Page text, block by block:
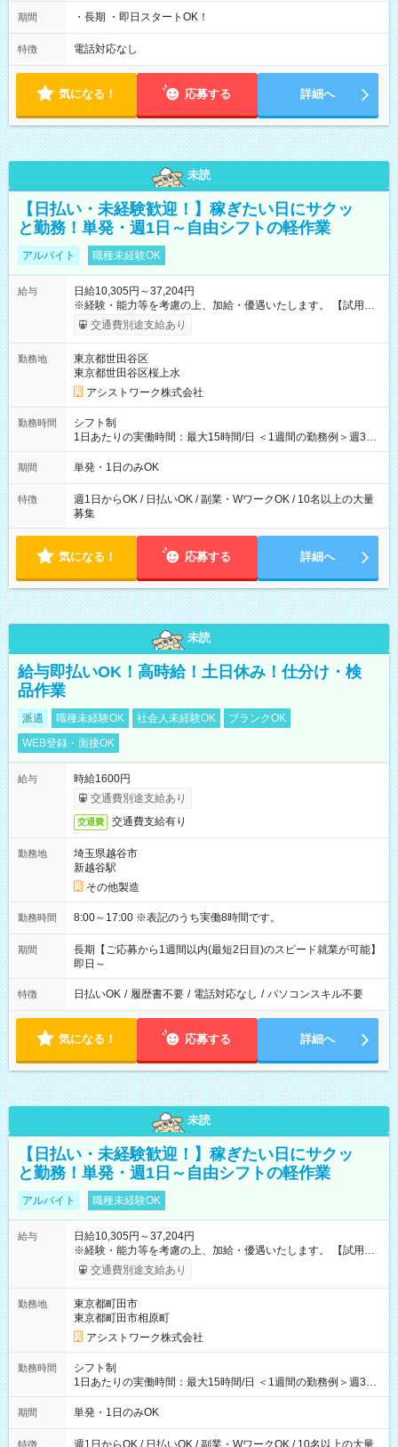
期間 ・長期 ・即日スタートOK！
特徴 電話対応なし
気になる！ 応募する 詳細へ
未読
【日払い・未経験歓迎！】稼ぎたい日にサクッ
と勤務！単発・週1日～自由シフトの軽作業
アルバイト 職種未経験OK
給与
日給10,305円～37,204円
※経験・能力等を考慮の上、加給・優遇いたします。 【試用期
間】試用期間なし
交通費別途支給あり
勤務地
東京都世田谷区
東京都世田谷区桜上水
アシストワーク株式会社
勤務時間
シフト制
1日あたりの実働時間：最大15時間/日 ＜1週間の勤務例＞週3回
勤務 勤務：月・水・金 休み：火・木・土・日 好きな時にお仕事
可能です！ ※1日あたりの最大実働時間は日勤、夜勤共に勤務し
期間 単発・1日のみOK
特徴
週1日からOK / 日払いOK / 副業・WワークOK / 10名以上の大量
募集
気になる！ 応募する 詳細へ
未読
給与即払いOK！高時給！土日休み！仕分け・検
品作業
派遣 職種未経験OK 社会人未経験OK
ブランクOK
WEB登録・面接OK
給与
時給1600円
交通費別途支給あり
交通費 交通費支給有り
勤務地
埼玉県越谷市
新越谷駅
その他製造
勤務時間 8:00～17:00 ※表記のうち実働8時間です。
期間
長期【ご応募から1週間以内(最短2日目)のスピード就業が可能】
即日～
特徴 日払いOK / 履歴書不要 / 電話対応なし / パソコンスキル不要
気になる！ 応募する 詳細へ
未読
【日払い・未経験歓迎！】稼ぎたい日にサクッ
と勤務！単発・週1日～自由シフトの軽作業
アルバイト 職種未経験OK
給与
日給10,305円～37,204円
※経験・能力等を考慮の上、加給・優遇いたします。 【試用期
間】試用期間なし
交通費別途支給あり
勤務地
東京都町田市
東京都町田市相原町
アシストワーク株式会社
勤務時間
シフト制
1日あたりの実働時間：最大15時間/日 ＜1週間の勤務例＞週3回
勤務 勤務：月・水・金 休み：火・木・土・日 好きな時にお仕事
可能です！ ※1日あたりの最大実働時間は日勤、夜勤共に勤務し
期間 単発・1日のみOK
特徴 週1日からOK / 日払いOK / 副業・WワークOK / 10名以上の大量